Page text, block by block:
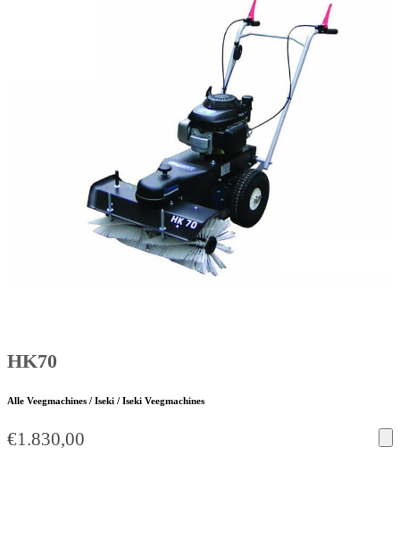
HK70
Alle Veegmachines / Iseki / Iseki Veegmachines
€1.830,00